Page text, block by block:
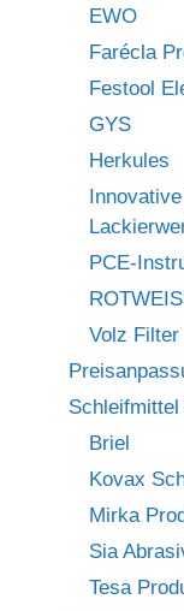
EWO
Farécla
Festool
GYS
Herkules
PCE-
Volz Filter
Briel
Kovax
Mirka
Sia
Tesa